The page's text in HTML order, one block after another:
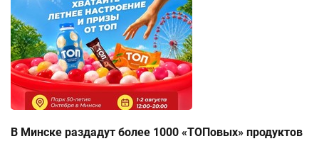
В Минске раздадут более 1000 «ТОПовых» продуктов